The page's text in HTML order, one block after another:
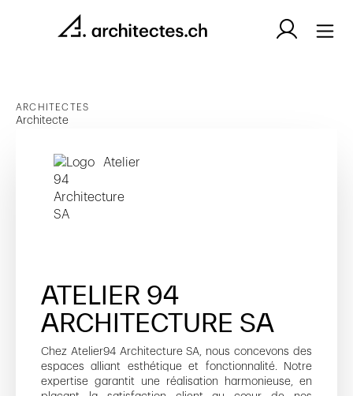
ARCHITECTES
Architecte
ATELIER 94
ARCHITECTURE SA
Chez Atelier94 Architecture SA, nous concevons des
espaces alliant esthétique et fonctionnalité. Notre
expertise garantit une réalisation harmonieuse, en